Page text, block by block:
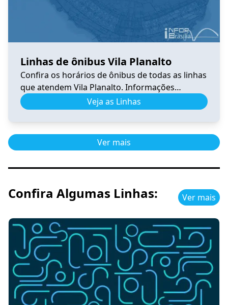
Linhas de ônibus Vila Planalto
Confira os horários de ônibus de todas as linhas
que atendem Vila Planalto. Informações
atualizadas, itinerários completos e facilidades
para planejar sua viagem no DF.
Veja as Linhas
Ver mais
Confira Algumas Linhas: Ver mais